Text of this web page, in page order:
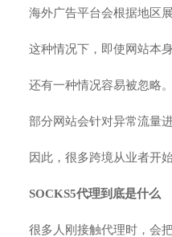
海外广告平台会根据地区
这种情况下，即使网站本
还有一种情况容易被忽略
部分网站会针对异常流量
因此，很多跨境从业者开
SOCKS5代理到底是什么
很多人刚接触代理时，会